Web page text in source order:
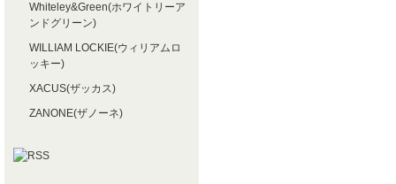
Whiteley&Green(ホワイトリーア
ンドグリーン)
WILLIAM LOCKIE(ウィリアムロ
ッキー)
XACUS(ザッカス)
ZANONE(ザノーネ)